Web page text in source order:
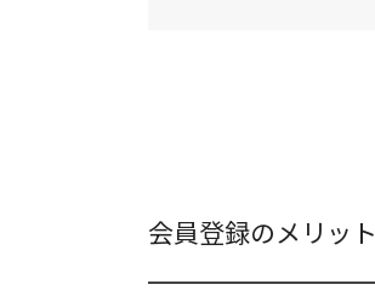
会員登録のメリット